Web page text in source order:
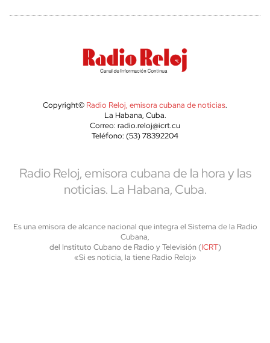
Copyright© Radio Reloj, emisora cubana de noticias.
La Habana, Cuba.
Correo: radio.reloj@icrt.cu
Teléfono: (53) 78392204
Radio Reloj, emisora cubana de la hora y las
noticias. La Habana, Cuba.
Es una emisora de alcance nacional que integra el Sistema de la Radio
Cubana,
del Instituto Cubano de Radio y Televisión (ICRT)
«Si es noticia, la tiene Radio Reloj»